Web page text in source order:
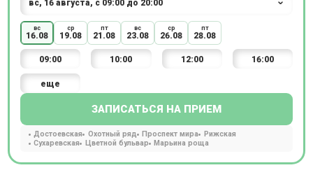
вс
16.08
ср
19.08
пт
21.08
вс
23.08
ср
26.08
пт
28.08
09:00 10:00 12:00 16:00
еще
ЗАПИСАТЬСЯ НА ПРИЕМ
Достоевская Охотный ряд Проспект мира
Рижская
Сухаревская
Цветной бульвар Марьина роща